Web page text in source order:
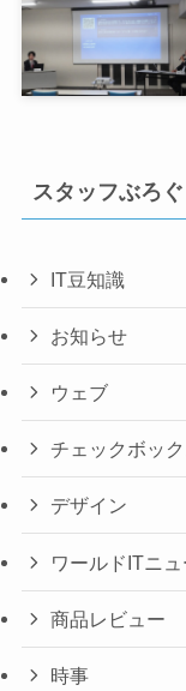
スタッフぶろぐ
IT豆知識
お知らせ
ウェブ
チェックボック
デザイン
ワールドITニュ
商品レビュー
時事